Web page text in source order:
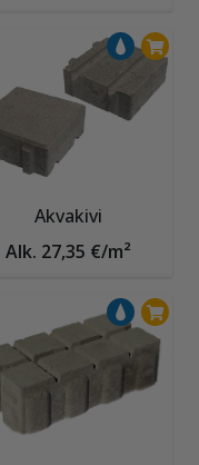
Akvakivi
Alk. 27,35 €/m²